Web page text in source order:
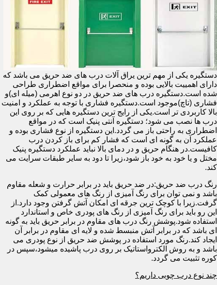
دستگیره یکی از مهم ترین یراق آلات درب های ضد حریق می باشد که
دارای اهمییت بالایی بوده و منحصرا برای مواقع اضطراری طراحی
شده است.دستگیره درب های ضد حریق در دو نوع اهرمی (میله ای)و
فشاری (تاچ)موجود است.دستگیره فشاری با توجه به عملکرد و امنیت
بالا کاربردی تر است.یکی از رایج ترین دستگیره هایی که بر روی این
درب ها نصب می شود؛ دستگیره آنتی پنیک است که در مواقع
اضطراری به راحتی باز می گردد.این دستگیره از نوع فشاری بوده و
عملکرد آن به گونه ای است که فشار کم برای باز کردن درب
کافیست.در هنگام حریق و در دمای بالا نباید عملکرد دستگیره پنیک
مختل و یا خود به خود باز شود،زیرا تا دود به سایر طبقات سرایت می
کند.
رنگ درب ضد حریق:در ضد حریق باید در برابر حرارت و شعله مقاوم
باشد و نمی توان برای رنگ آمیزی از رنگ های معمولی کمک
گرفت.زیرا با کوچک ترین جرقه ای امکان آتش گرفتن وجود دارد.از
این رو باید برای رنگ آمیزی از رنگ های پودری خاص و استاندارد
استفاده شود.پوشش رنگ درب های مقاوم در برابر حریق باید به گونه
ای باشد که در برابر آتش منبسط شده و لایه ای مقاوم در برابر آن
ایجاد کند.رنگ مورد استفاده در پوشش ضد حریق از نوع پودری می
باشد و به روش الکترواستاتیک بر روی درب پاشیده میشود،سپس در
کوره تثبیت می گردد.
چند نوع درب چوبی داریم؟